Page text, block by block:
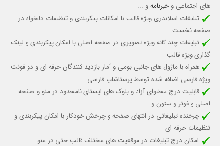
های اجتماعی و خبرنامهو ...
تبلیغات اسلایدری ویژه قالب با امکانات پیکربندی و تنظیمات دلخواه در
صفحه نخست
تبلیغات چند گانه ویژه تصویری در صفحه اصلی با امکان پیکربندی و لینک
گذاری ویژه قالب
همراه با ماژول های جانبی بومی و آمار بازدید کنندگان حرفه ای و دو فونت
ویژه فارسی اضافه شده توسط پرستاشاپ فارسی
قابلیت درج محتوای آزاد و بلوک های ایستای نامحدود در منو و صفحه
اصلی و فوتر و ستون و ...
چرخنده تبلیغاتی در انتهای صفحه و چرخش خودکار با امکان پیکربندی و
تنظیمات حرفه ای
امکان درج تبلیغات در موقعیت های مختلف قالب حتی در منو